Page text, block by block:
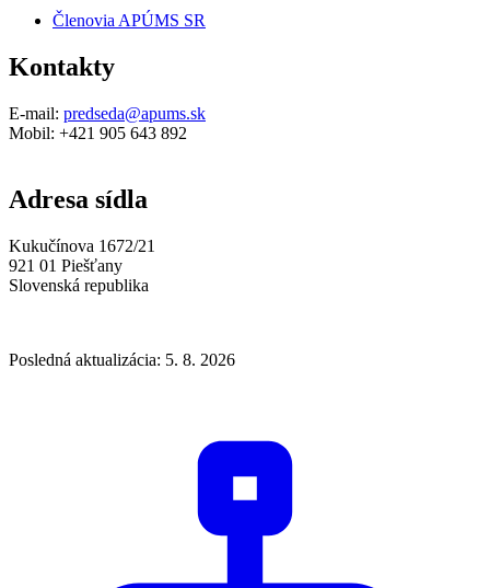
Členovia APÚMS SR
Kontakty
E-mail: predseda@apums.sk
Mobil: +421 905 643 892
Adresa sídla
Kukučínova 1672/21
921 01 Piešťany
Slovenská republika
Posledná aktualizácia: 5. 8. 2026